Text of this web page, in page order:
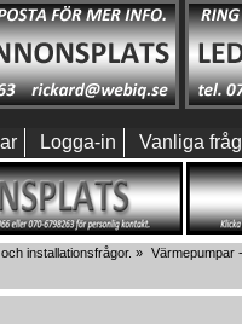
Logga-in Vanliga
installationsfrågor. » Värmepumpar